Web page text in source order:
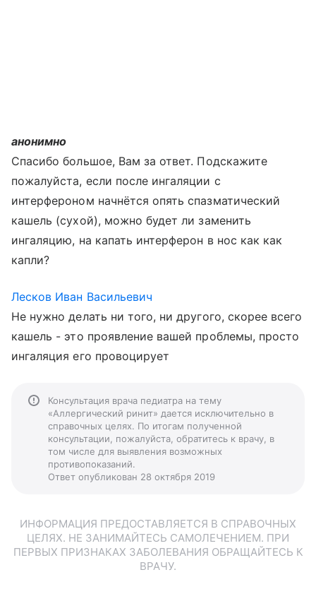
анонимно
Спасибо большое, Вам за ответ. Подскажите
пожалуйста, если после ингаляции с
интерфероном начнётся опять спазматический
кашель (сухой), можно будет ли заменить
ингаляцию, на капать интерферон в нос как как
капли?
Лесков Иван Васильевич
Не нужно делать ни того, ни другого, скорее всего
кашель - это проявление вашей проблемы, просто
ингаляция его провоцирует
Консультация врача педиатра на тему
«Аллергический ринит» дается исключительно в
справочных целях. По итогам полученной
консультации, пожалуйста, обратитесь к врачу, в
том числе для выявления возможных
противопоказаний.
Ответ опубликован 28 октября 2019
ИНФОРМАЦИЯ ПРЕДОСТАВЛЯЕТСЯ В СПРАВОЧНЫХ
ЦЕЛЯХ. НЕ ЗАНИМАЙТЕСЬ САМОЛЕЧЕНИЕМ. ПРИ
ПЕРВЫХ ПРИЗНАКАХ ЗАБОЛЕВАНИЯ ОБРАЩАЙТЕСЬ К
ВРАЧУ.